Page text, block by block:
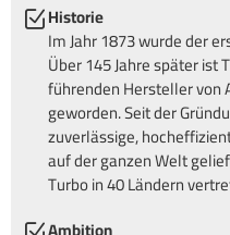
Historie
Im Jahr 1873 wurde der
Über 145 Jahre später ist
führenden Hersteller von
geworden. Seit der
zuverlässige,
auf der ganzen Welt
Turbo in 40 Ländern